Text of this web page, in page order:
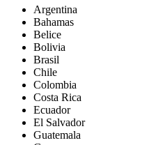
Argentina
Bahamas
Belice
Bolivia
Brasil
Chile
Colombia
Costa Rica
Ecuador
El Salvador
Guatemala